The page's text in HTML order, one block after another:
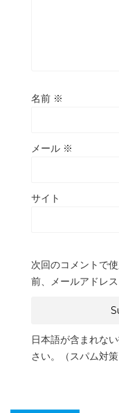
名前 ※
メール ※
サイト
次回のコメントで
前、メールアドレ
日本語が含まれな
さい。（スパム対策